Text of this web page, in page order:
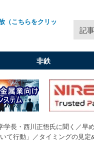
（こちらをクリッ
記
非鉄
長・西川正悟氏に聞く／早
て行動」／タイミングの見定